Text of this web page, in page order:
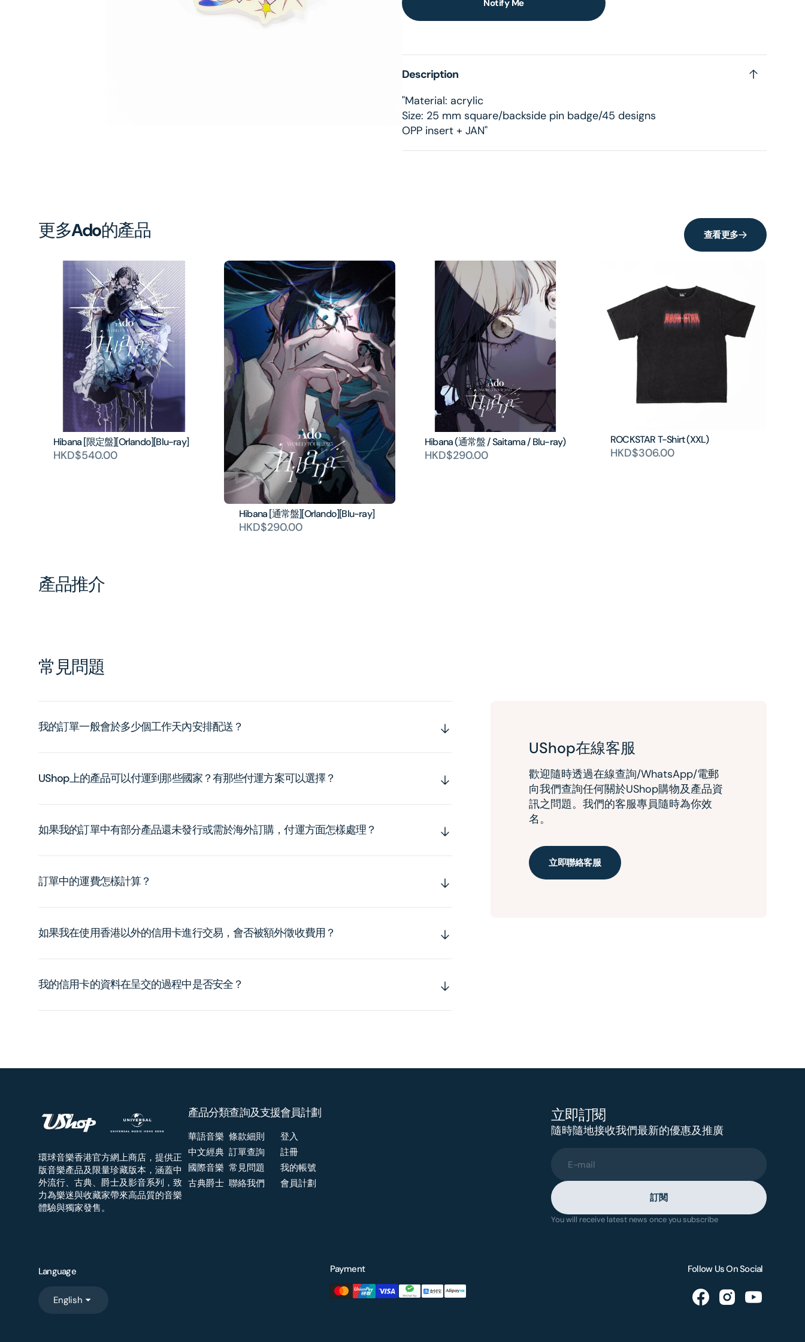
Notify Me
Description
"Material: acrylic
Size: 25 mm square/backside pin badge/45 designs
OPP insert + JAN"
1
in
更多Ado的產品 查看更多
Hibana [限定盤][Orlando][Blu-ray]
HKD$540.00
Hibana [通常盤][Orlando][Blu-ray]
HKD$290.00
Hibana (通常盤 / Saitama / Blu-ray)
HKD$290.00
ROCKSTAR T-Shirt (XXL)
HKD$306.00
產品推介
常見問題
我的訂單一般會於多少個工作天內安排配送？
UShop上的產品可以付運到那些國家？有那些付運方案可以選擇？
如果我的訂單中有部分產品還未發行或需於海外訂購，付運方面怎樣處理？
訂單中的運費怎樣計算？
如果我在使用香港以外的信用卡進行交易，會否被額外徵收費用？
我的信用卡的資料在呈交的過程中是否安全？
UShop在線客服
歡迎隨時透過在線查詢/WhatsApp/電郵
向我們查詢任何關於UShop購物及產品資
訊之問題。我們的客服專員隨時為你效
名。
立即聯絡客服
環球音樂香港官方網上商店，提供正
版音樂產品及限量珍藏版本，涵蓋中
外流行、古典、爵士及影音系列，致
力為樂迷與收藏家帶來高品質的音樂
體驗與獨家發售。
產品分類
華語音樂
中文經典
國際音樂
古典爵士
查詢及支援
條款細則
訂單查詢
常見問題
聯絡我們
會員計劃
登入
註冊
我的帳號
會員計劃
立即訂閱
隨時隨地接收我們最新的優惠及推廣
E-mail
訂閱
You will receive latest news once you subscribe
Language
English
Payment Follow Us On Social